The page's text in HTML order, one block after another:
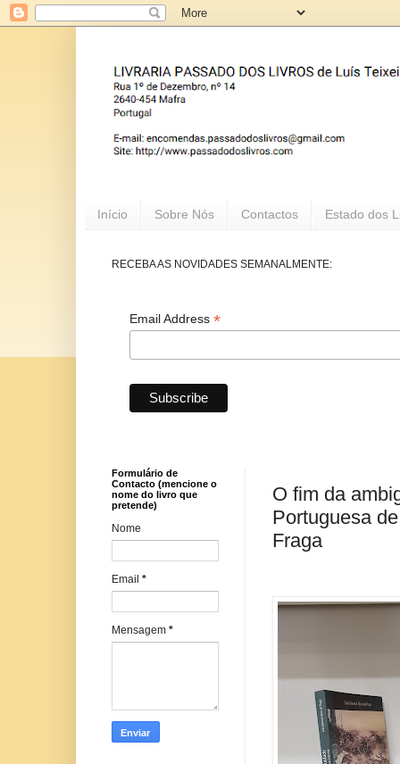
Início Sobre Nós Contactos Estado dos
RECEBA AS NOVIDADES SEMANALMENTE:
Email Address *
O fim da
Portuguesa
Fraga
Formulário de
Contacto (mencione o
nome do livro que
pretende)
Nome
Email *
Mensagem *